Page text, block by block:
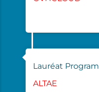
Lauréat
ALTAE